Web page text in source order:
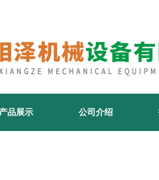
产品展示 公司介绍